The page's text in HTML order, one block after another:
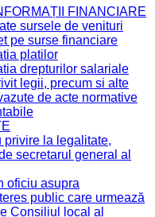
FINANCIARE
sursele de venituri
pe surse financiare
platilor
drepturilor salariale
legii, precum si alte
de acte normative
privire la legalitate,
secretarul general al
oficiu asupra
public care urmează
Consiliul local al